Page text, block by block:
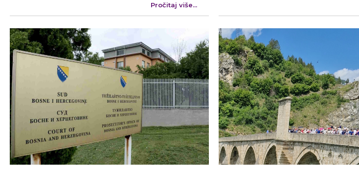
Pročitaj više...